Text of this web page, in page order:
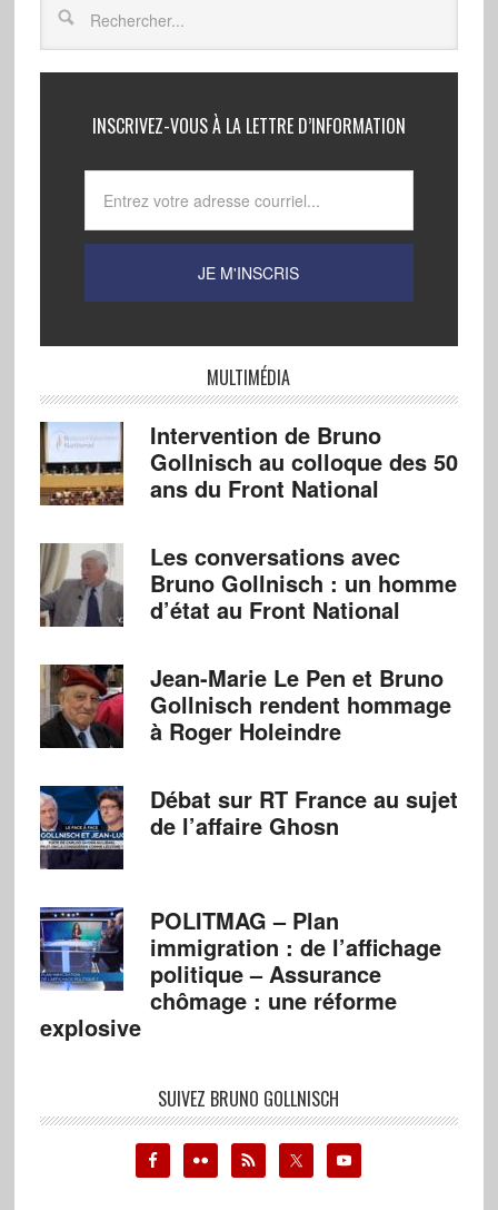
INSCRIVEZ-VOUS À LA LETTRE D’INFORMATION
MULTIMÉDIA
Intervention de Bruno
Gollnisch au colloque des 50
ans du Front National
Les conversations avec
Bruno Gollnisch : un homme
d’état au Front National
Jean-Marie Le Pen et Bruno
Gollnisch rendent hommage
à Roger Holeindre
Débat sur RT France au sujet
de l’affaire Ghosn
POLITMAG – Plan
immigration : de l’affichage
politique – Assurance
chômage : une réforme
explosive
SUIVEZ BRUNO GOLLNISCH